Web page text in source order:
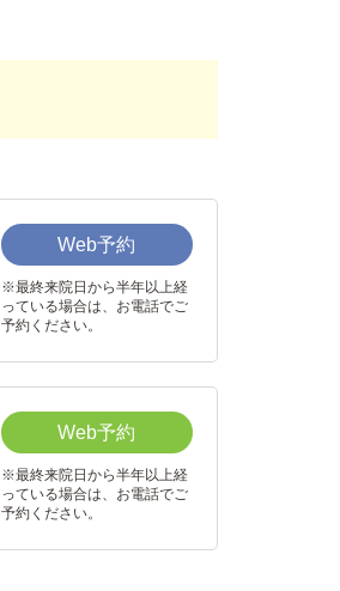
Web予約
※最終来院日から半年以上経
っている場合は、お電話でご
予約ください。
Web予約
※最終来院日から半年以上経
っている場合は、お電話でご
予約ください。